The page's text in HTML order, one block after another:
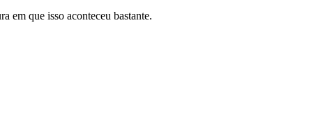
em que isso aconteceu bastante.